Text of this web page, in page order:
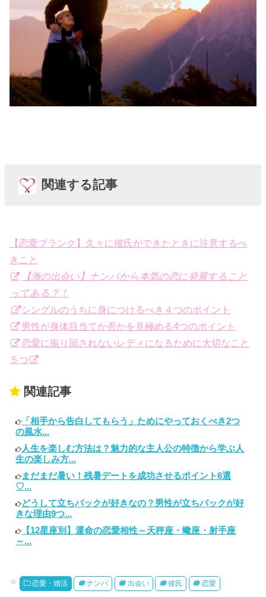
関連する記事
【恋愛ブランク】久々に彼氏ができたときに注意するべ
きこと
【海の出会い】ナンパから本気の恋に発展すること
ってある？！
シングルのうちに身につけるべき４つのポイント
男性が身体目当てか否かを見極める4つのポイント
恋愛に振り回されないレディになるために大切なこと
５つ
関連記事
「相手から告白してもらう」ためにやっておくべき2つ
の風水...
人生を楽しむ方法は？魅力的な主人公の特徴から学ぶ人
生の楽しみ方...
まだまだ暑い！残暑デートを成功させるポイント6選
♡...
どうして立ちバックが好きなの？男性が立ちバックが好
きな理由9つ...
【12星座別】運命の恋愛相性～天秤座・蠍座・射手座
～...
恋愛・婚活 ナンパ 出会い 彼氏 恋愛